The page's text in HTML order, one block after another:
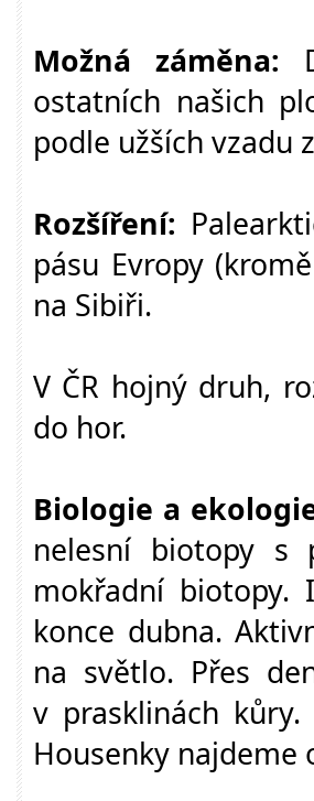
Možná záměna:
ostatních našich
podle užších vzadu
Rozšíření:
pásu Evropy
na Sibiři.
V ČR hojný druh,
do hor.
Biologie a
nelesní biotopy s
mokřadní
konce dubna.
na světlo. Přes
v prasklinách
Housenky najdeme